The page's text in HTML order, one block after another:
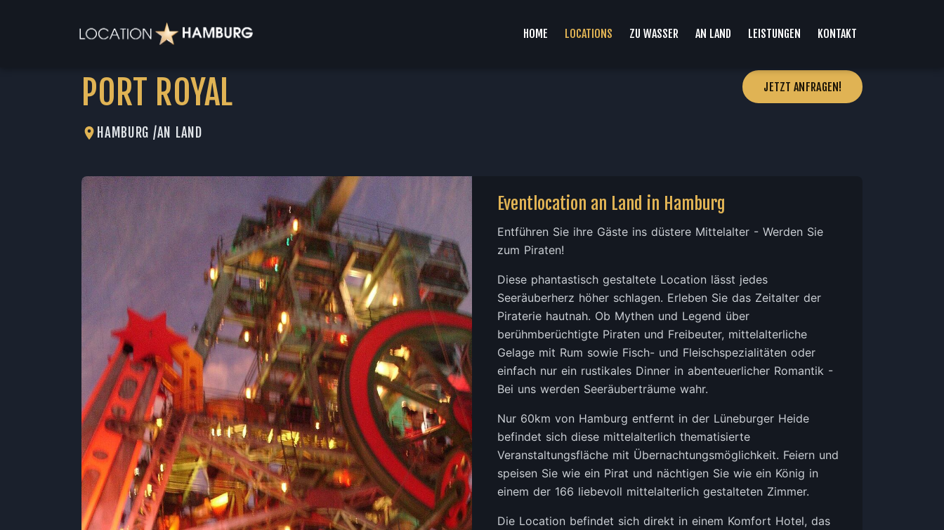
HOME LOCATIONS ZU WASSER AN LAND LEISTUNGEN KONTAKT
PORT ROYAL
HAMBURG /AN LAND
JETZT ANFRAGEN!
Eventlocation an Land in Hamburg
Entführen Sie ihre Gäste ins düstere Mittelalter - Werden Sie
zum Piraten!
Diese phantastisch gestaltete Location lässt jedes
Seeräuberherz höher schlagen. Erleben Sie das Zeitalter der
Piraterie hautnah. Ob Mythen und Legend über
berühmberüchtigte Piraten und Freibeuter, mittelalterliche
Gelage mit Rum sowie Fisch- und Fleischspezialitäten oder
einfach nur ein rustikales Dinner in abenteuerlicher Romantik -
Bei uns werden Seeräuberträume wahr.
Nur 60km von Hamburg entfernt in der Lüneburger Heide
befindet sich diese mittelalterlich thematisierte
Veranstaltungsfläche mit Übernachtungsmöglichkeit. Feiern und
speisen Sie wie ein Pirat und nächtigen Sie wie ein König in
einem der 166 liebevoll mittelalterlich gestalteten Zimmer.
Die Location befindet sich direkt in einem Komfort Hotel, das